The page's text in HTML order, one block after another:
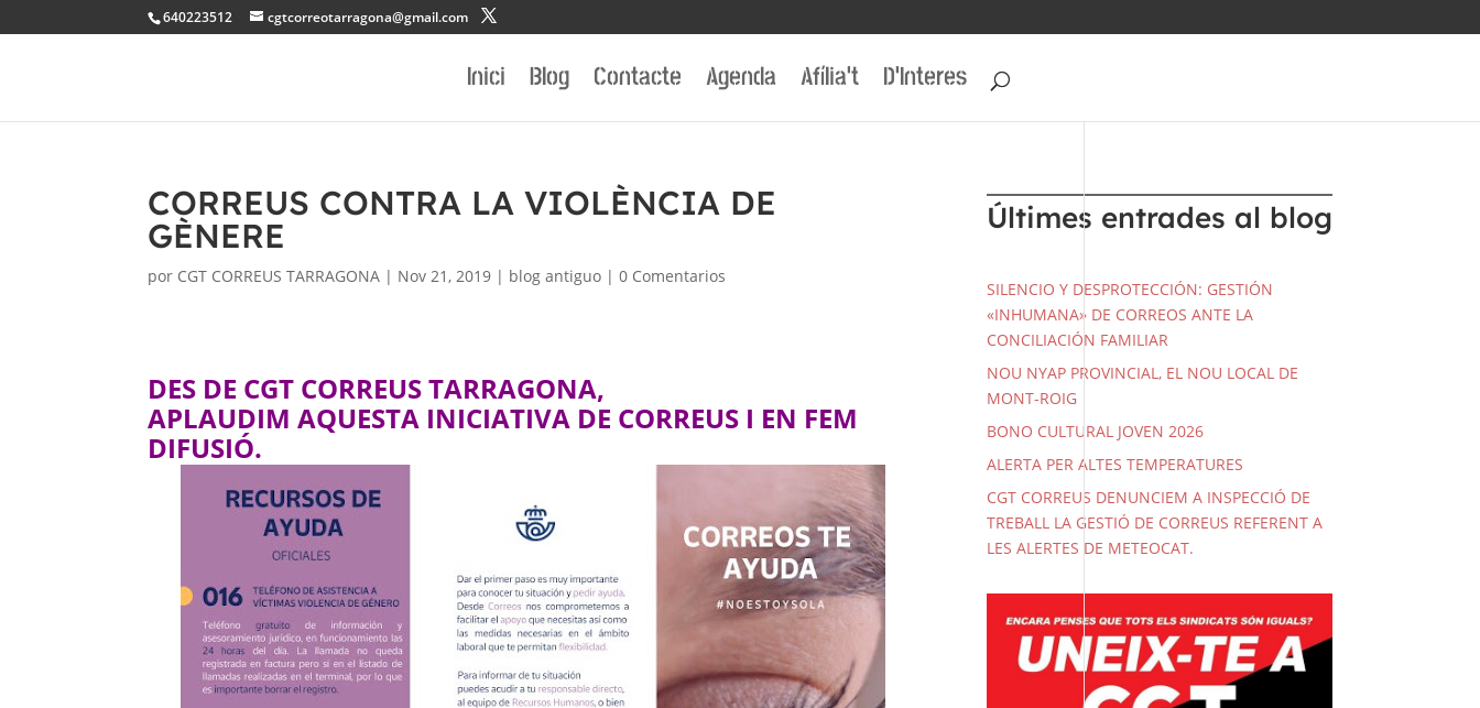
640223512 cgtcorreotarragona@gmail.com
Inici Blog Contacte Agenda Afília’t D’Interes
CORREUS CONTRA LA VIOLÈNCIA DE
GÈNERE
por CGT CORREUS TARRAGONA | Nov 21, 2019 | blog antiguo |0 Comentarios
DES DE CGT CORREUS TARRAGONA,
APLAUDIM AQUESTA INICIATIVA DE CORREUS I EN FEM
DIFUSIÓ.
Últimes entrades al blog
SILENCIO Y DESPROTECCIÓN: GESTIÓN
«INHUMANA» DE CORREOS ANTE LA
CONCILIACIÓN FAMILIAR
NOU NYAP PROVINCIAL, EL NOU LOCAL DE
MONT-ROIG
BONO CULTURAL JOVEN 2026
ALERTA PER ALTES TEMPERATURES
CGT CORREUS DENUNCIEM A INSPECCIÓ DE
TREBALL LA GESTIÓ DE CORREUS REFERENT A
LES ALERTES DE METEOCAT.